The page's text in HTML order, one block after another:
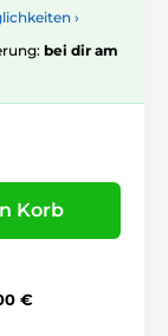
›
bei dir am
Korb
€